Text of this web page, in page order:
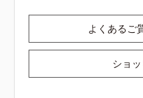
よくあるご
ショ